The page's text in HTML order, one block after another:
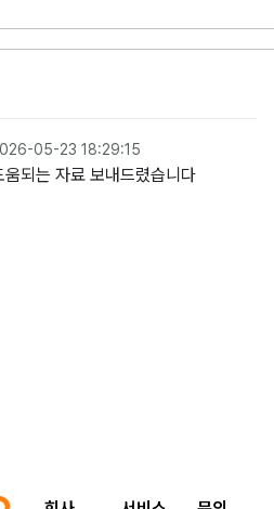
05-23 18:29:15
되는 자료 보내드렸습니다